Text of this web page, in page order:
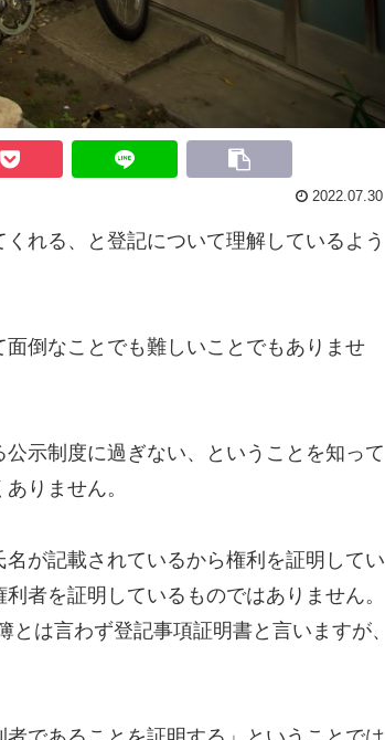
2022.07.30
れる、と登記について理解しているよう
倒なことでも難しいことでもありませ
示制度に過ぎない、ということを知って
りません。
が記載されているから権利を証明してい
者を証明しているものではありません。
は言わず登記事項証明書と言いますが、